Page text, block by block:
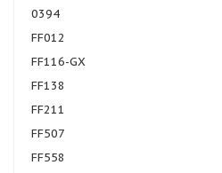
0394
FF012
FF116-GX
FF138
FF211
FF507
FF558